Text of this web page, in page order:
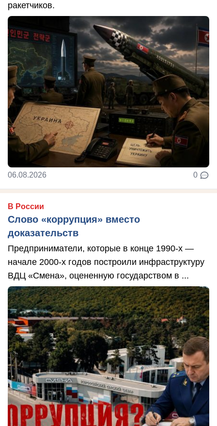
ракетчиков.
06.08.2026 0
В России
Слово «коррупция» вместо
доказательств
Предприниматели, которые в конце 1990-х —
начале 2000-х годов построили инфраструктуру
ВДЦ «Смена», оцененную государством в ...